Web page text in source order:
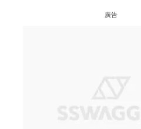
廣告